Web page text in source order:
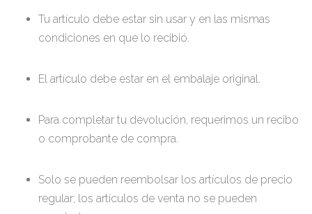
Tu artículo debe estar sin usar y en las mismas
condiciones en que lo recibió.
El artículo debe estar en el embalaje original.
Para completar tu devolución, requerimos un recibo
o comprobante de compra.
Solo se pueden reembolsar los artículos de precio
regular; los artículos de venta no se pueden